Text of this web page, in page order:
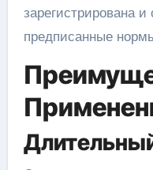
зарегистрирована
предписанные